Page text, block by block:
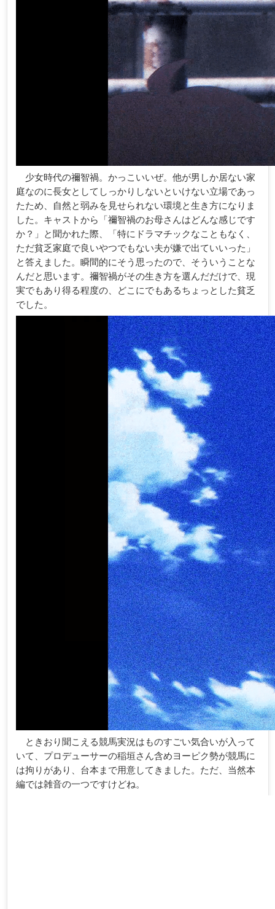
少女時代の禰智禍。かっこいいぜ。他が男しか居ない家
庭なのに長女としてしっかりしないといけない立場であっ
たため、自然と弱みを見せられない環境と生き方になりま
した。キャストから「禰智禍のお母さんはどんな感じです
か？」と聞かれた際、「特にドラマチックなこともなく、
ただ貧乏家庭で良いやつでもない夫が嫌で出ていいった」
と答えました。瞬間的にそう思ったので、そういうことな
んだと思います。禰智禍がその生き方を選んだだけで、現
実でもあり得る程度の、どこにでもあるちょっとした貧乏
でした。
ときおり聞こえる競馬実況はものすごい気合いが入って
いて、プロデューサーの稲垣さん含めヨーピク勢が競馬に
は拘りがあり、台本まで用意してきました。ただ、当然本
編では雑音の一つですけどね。